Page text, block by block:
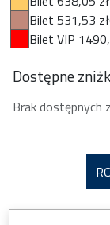
Bilet 531,53 zł
Bilet VIP
Dostępne
Brak dostępnych